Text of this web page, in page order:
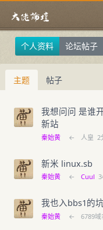
个人资料 论坛帖子
主题 帖子
我想问问 是谁
新站
秦始黄 ← 人皇 2
新米 linux.sb
秦始黄 ← Cuul
我也入bbs1的
秦始黄 ← 6789域